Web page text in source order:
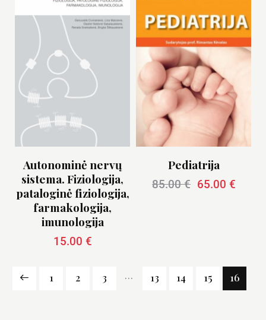
Autonominė nervų
sistema. Fiziologija,
pataloginė fiziologija,
farmakologija,
imunologija
15.00 €
Pediatrija
85.00€ 65.00 €
1 2 3 … 13 14 15 16